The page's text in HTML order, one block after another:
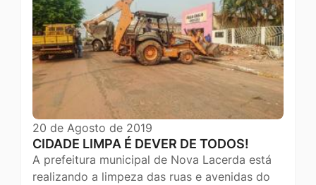
20 de Agosto de 2019
CIDADE LIMPA É DEVER DE TODOS!
A prefeitura municipal de Nova Lacerda está
realizando a limpeza das ruas e avenidas do